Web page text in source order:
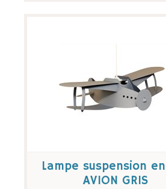
Lampe suspension
AVION GRIS